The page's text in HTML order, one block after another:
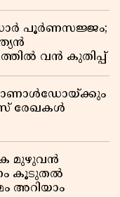
പൂർണസജ്ജം;
വൻ കുതിപ്പ്
റൊണാൾഡോയ്ക്കും
രേഖകൾ
മുഴുവൻ
കൂടുതൽ
അറിയാം